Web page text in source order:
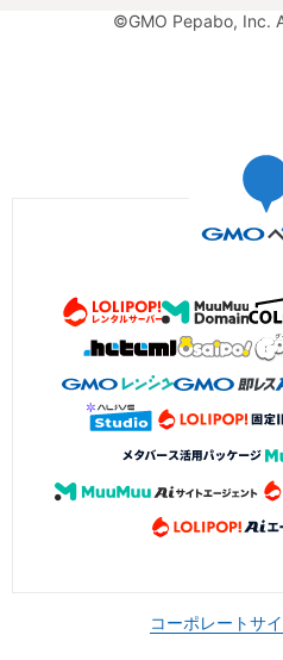
©GMO Pepabo, Inc.
コーポレートサ